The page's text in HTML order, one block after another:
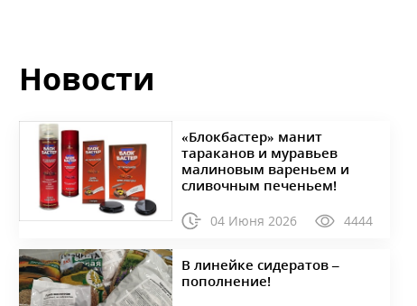
Новости
«Блокбастер» манит
тараканов и муравьев
малиновым вареньем и
сливочным печеньем!
04 Июня 2026 4444
В линейке сидератов –
пополнение!